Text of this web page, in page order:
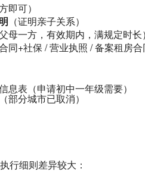
即可）
（证明亲子关系）
母一方，有效期内，满规定时长
合同+社保 / 营业执照 / 备案租房
息表（申请初中一年级需要）
部分城市已取消）
行细则差异较大：